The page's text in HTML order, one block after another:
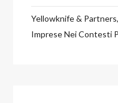
Yellowknife &
Imprese Nei Contesti